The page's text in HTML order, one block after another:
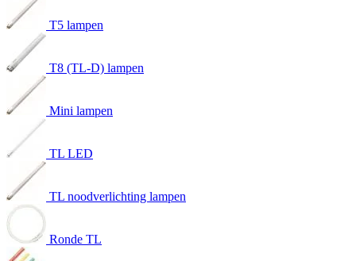
T5 lampen
T8 (TL-D) lampen
Mini lampen
TL LED
TL noodverlichting lampen
Ronde TL